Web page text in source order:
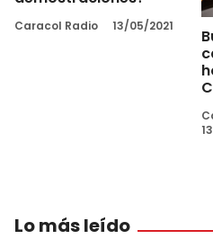
Caracol Radio 13/05/2021
Lo más leído